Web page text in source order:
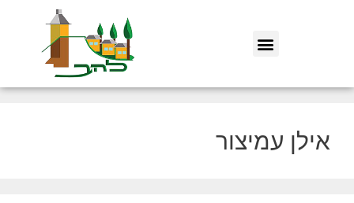
אילן עמיצור